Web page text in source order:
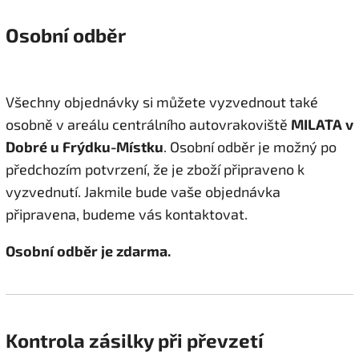
Osobní odběr
Všechny objednávky si můžete vyzvednout také
osobně v areálu centrálního autovrakoviště MILATA v
Dobré u Frýdku-Místku. Osobní odběr je možný po
předchozím potvrzení, že je zboží připraveno k
vyzvednutí. Jakmile bude vaše objednávka
připravena, budeme vás kontaktovat.
Osobní odběr je zdarma.
Kontrola zásilky při převzetí